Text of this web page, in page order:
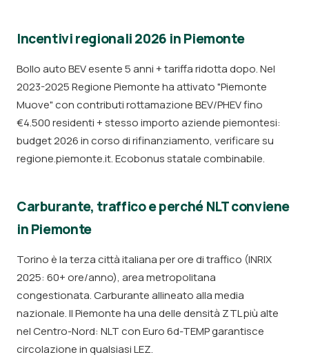
Incentivi regionali 2026 in Piemonte
Bollo auto BEV esente 5 anni + tariffa ridotta dopo. Nel
2023-2025 Regione Piemonte ha attivato "Piemonte
Muove" con contributi rottamazione BEV/PHEV fino
€4.500 residenti + stesso importo aziende piemontesi:
budget 2026 in corso di rifinanziamento, verificare su
regione.piemonte.it. Ecobonus statale combinabile.
Carburante, traffico e perché NLT conviene
in Piemonte
Torino è la terza città italiana per ore di traffico (INRIX
2025: 60+ ore/anno), area metropolitana
congestionata. Carburante allineato alla media
nazionale. Il Piemonte ha una delle densità ZTL più alte
nel Centro-Nord: NLT con Euro 6d-TEMP garantisce
circolazione in qualsiasi LEZ.